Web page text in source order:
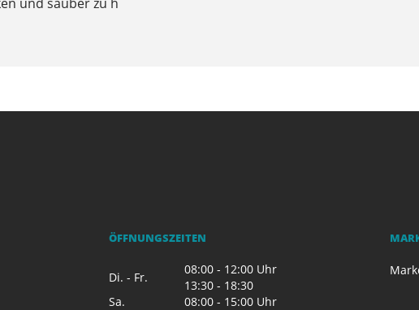
ÖFFNUNGSZEITEN
Di. - Fr.
08:00 - 12:00 Uhr
13:30 - 18:30
Sa.
08:00 - 15:00 Uhr